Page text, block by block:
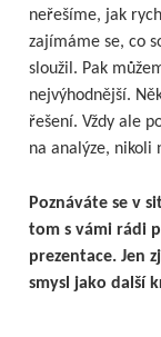
neřešíme, jak
zajímáme se, co
sloužil. Pak
nejvýhodnější.
řešení. Vždy ale
na analýze, nikoli
Poznáváte se v
tom s vámi rádi
prezentace. Jen
smysl jako další